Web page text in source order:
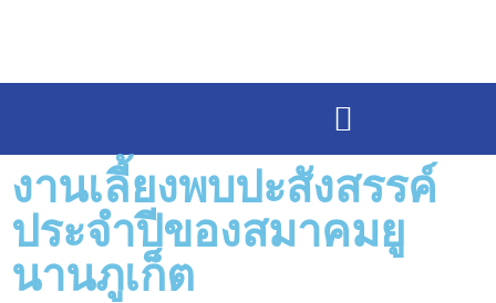
งานเลี้ยงพบปะสังสรรค์
ประจำปีของสมาคมยู
นานภูเก็ต